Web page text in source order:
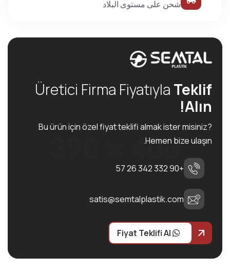
شحن على مستوى البلاد
Üretici Firma Fiyatıyla Teklif
Alın!
Bu ürün için özel fiyat teklifi almak ister misiniz?
Hemen bize ulaşın.
+90 332 342 26 57
satis@semtalplastik.com